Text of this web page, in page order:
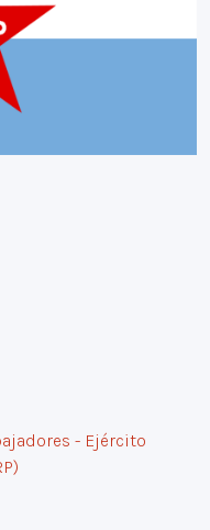
- Ejército